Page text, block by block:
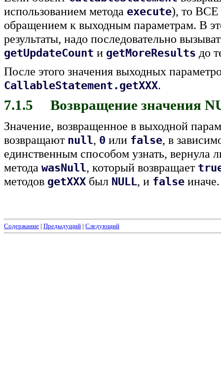
использованием метода execute), то ВСЕ
обращением к выходным параметрам. В
результаты, надо последовательно
getUpdateCount и getMoreResults до
После этого значения выходных
CallableStatement.getXXX.
7.1.5 Возвращение значения
Значение, возвращенное в выходной
возвращают null, 0 или false, в
единственным способом узнать, вернула
метода wasNull, который возвращает
методов getXXX был NULL, и false
Содержание | Предыдущий | Следующий